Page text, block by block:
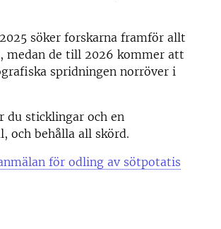
söker forskarna framför allt
medan de till 2026 kommer att
spridningen norröver i
du sticklingar och en
och behålla all skörd.
för odling av sötpotatis